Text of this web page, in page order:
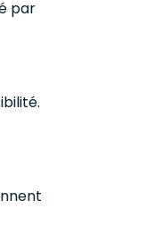
par